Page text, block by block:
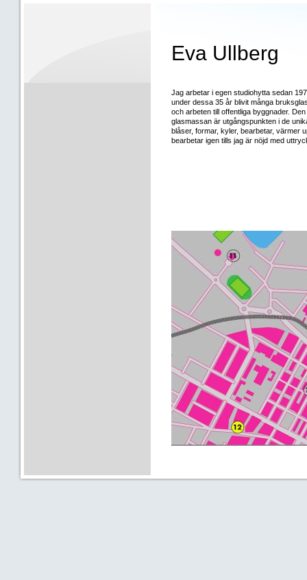
Eva Ullberg
Jag arbetar i egen studiohytta sedan
under dessa 35 år blivit många
och arbeten till offentliga byggnader.
glasmassan är utgångspunkten i de
blåser, formar, kyler, bearbetar, värmer
bearbetar igen tills jag är nöjd med